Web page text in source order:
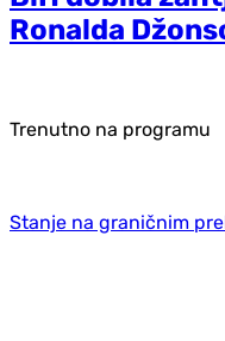
Ronalda
Trenutno na programu
Stanje na graničnim